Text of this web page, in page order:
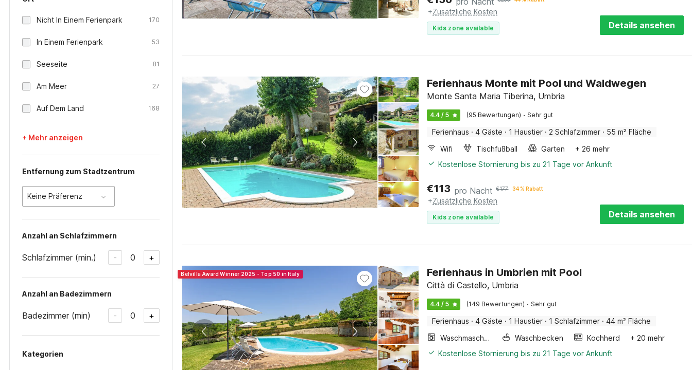
Nicht In Einem Ferienpark 170
In Einem Ferienpark 53
Seeseite 81
Am Meer 27
Auf Dem Land 168
+ Mehr anzeigen
Entfernung zum Stadtzentrum
Keine Präferenz
Anzahl an Schlafzimmern
Schlafzimmer (min.) - 0 +
Anzahl an Badezimmern
Badezimmer (min) - 0 +
Kategorien
+Zusätzliche Kosten
Kids zone available Details ansehen
Ferienhaus Monte mit Pool und Waldwegen
Monte Santa Maria Tiberina, Umbria
4.4 / 5 (95 Bewertungen) · Sehr gut
Ferienhaus · 4 Gäste · 1 Haustier · 2 Schlafzimmer · 55 m² Fläche
Wifi
Tischfußball Garten
+ 26 mehr
Kostenlose Stornierung bis zu 21 Tage vor Ankunft
€113 pro Nacht €177 34 % Rabatt
+Zusätzliche Kosten
Kids zone available Details ansehen
Belvilla Award Winner 2025 - Top 50 in Italy Ferienhaus in Umbrien mit Pool
Città di Castello, Umbria
4.4 / 5 (149 Bewertungen) · Sehr gut
Ferienhaus · 4 Gäste · 1 Haustier · 1 Schlafzimmer · 44 m² Fläche
Waschmaschine
Waschbecken Kochherd
+ 20 mehr
Kostenlose Stornierung bis zu 21 Tage vor Ankunft